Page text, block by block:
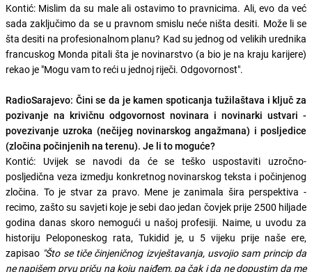
Kontić: Mislim da su male ali ostavimo to pravnicima. Ali, evo da već
sada zaključimo da se u pravnom smislu neće ništa desiti. Može li se
šta desiti na profesionalnom planu? Kad su jednog od velikih urednika
francuskog Monda pitali šta je novinarstvo (a bio je na kraju karijere)
rekao je "Mogu vam to reći u jednoj riječi. Odgovornost".
RadioSarajevo: Čini se da je kamen spoticanja tužilaštava i ključ za
pozivanje na krivičnu odgovornost novinara i novinarki ustvari -
povezivanje uzroka (nečijeg novinarskog angažmana) i posljedice
(zločina počinjenih na terenu). Je li to moguće?
Kontić: Uvijek se navodi da će se teško uspostaviti uzročno-
posljedična veza izmedju konkretnog novinarskog teksta i počinjenog
zločina. To je stvar za pravo. Mene je zanimala šira perspektiva -
recimo, zašto su savjeti koje je sebi dao jedan čovjek prije 2500 hiljade
godina danas skoro nemogući u našoj profesiji. Naime, u uvodu za
historiju Peloponeskog rata, Tukidid je, u 5 vijeku prije naše ere,
zapisao "Što se tiče činjeničnog izvještavanja, usvojio sam princip da
ne napišem prvu priču na koju naiđem, pa čak i da ne dopustim da me